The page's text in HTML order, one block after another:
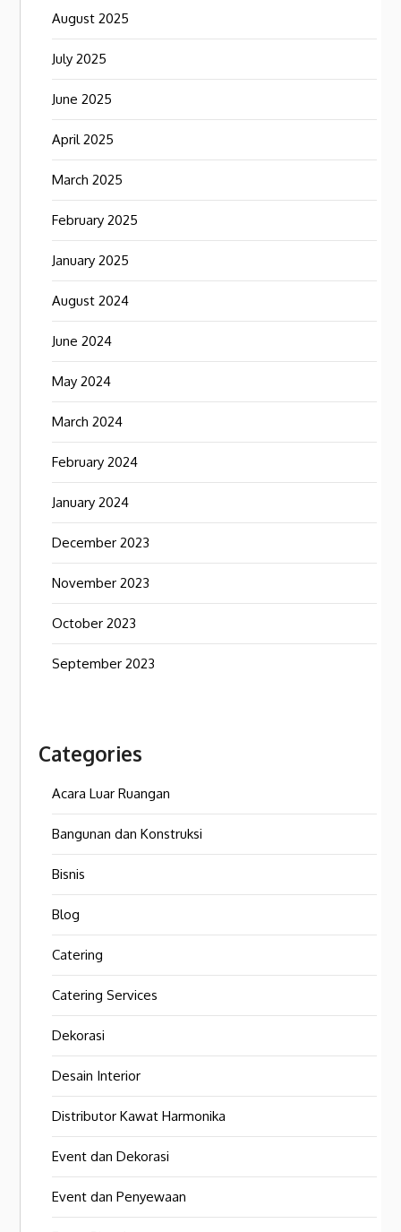
August 2025
July 2025
June 2025
April 2025
March 2025
February 2025
January 2025
August 2024
June 2024
May 2024
March 2024
February 2024
January 2024
December 2023
November 2023
October 2023
September 2023
Categories
Acara Luar Ruangan
Bangunan dan Konstruksi
Bisnis
Blog
Catering
Catering Services
Dekorasi
Desain Interior
Distributor Kawat Harmonika
Event dan Dekorasi
Event dan Penyewaan